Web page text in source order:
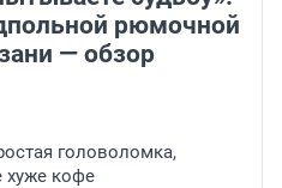
рюмочной
— обзор
головоломка,
хуже кофе